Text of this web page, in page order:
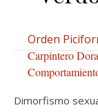
Orden
Carpintero
Dimorfismo